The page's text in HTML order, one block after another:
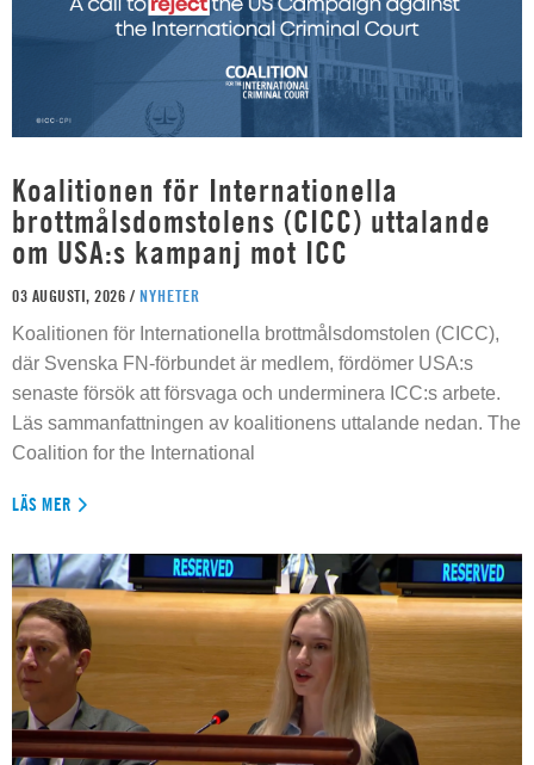
Koalitionen för Internationella
brottmålsdomstolens (CICC) uttalande
om USA:s kampanj mot ICC
03 AUGUSTI, 2026 / NYHETER
Koalitionen för Internationella brottmålsdomstolen (CICC),
där Svenska FN-förbundet är medlem, fördömer USA:s
senaste försök att försvaga och underminera ICC:s arbete.
Läs sammanfattningen av koalitionens uttalande nedan. The
Coalition for the International
LÄS MER